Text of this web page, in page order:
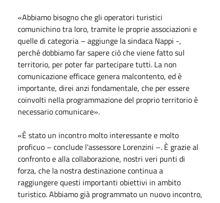
«Abbiamo bisogno che gli operatori turistici
comunichino tra loro, tramite le proprie associazioni e
quelle di categoria – aggiunge la sindaca Nappi -,
perché dobbiamo far sapere ciò che viene fatto sul
territorio, per poter far partecipare tutti. La non
comunicazione efficace genera malcontento, ed è
importante, direi anzi fondamentale, che per essere
coinvolti nella programmazione del proprio territorio è
necessario comunicare».
«È stato un incontro molto interessante e molto
proficuo – conclude l'assessore Lorenzini –. È grazie al
confronto e alla collaborazione, nostri veri punti di
forza, che la nostra destinazione continua a
raggiungere questi importanti obiettivi in ambito
turistico. Abbiamo già programmato un nuovo incontro,